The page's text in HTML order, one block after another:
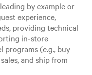
by example or
experience,
providing technical
in-store
programs (e.g., buy
and ship from